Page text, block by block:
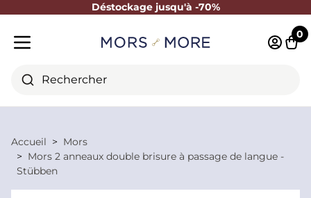
Déstockage jusqu'à -70%
Fermer
Rechercher
0
Accueil
Mors
Mors 2 anneaux double brisure à passage de langue -
Stübben